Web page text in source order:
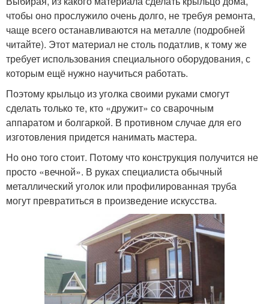
чтобы оно прослужило очень долго, не требуя ремонта,
чаще всего останавливаются на металле (подробней
читайте). Этот материал не столь податлив, к тому же
требует использования специального оборудования, с
которым ещё нужно научиться работать.
Поэтому крыльцо из уголка своими руками смогут
сделать только те, кто «дружит» со сварочным
аппаратом и болгаркой. В противном случае для его
изготовления придется нанимать мастера.
Но оно того стоит. Потому что конструкция получится не
просто «вечной». В руках специалиста обычный
металлический уголок или профилированная труба
могут превратиться в произведение искусства.